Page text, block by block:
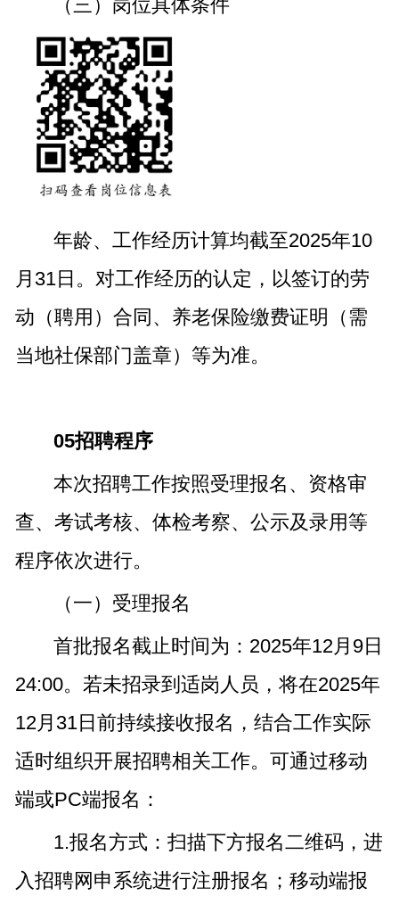
（三）岗位具体条件
年龄、工作经历计算均截至2025年10
月31日。对工作经历的认定，以签订的劳
动（聘用）合同、养老保险缴费证明（需
当地社保部门盖章）等为准。
05招聘程序
本次招聘工作按照受理报名、资格审
查、考试考核、体检考察、公示及录用等
程序依次进行。
（一）受理报名
首批报名截止时间为：2025年12月9日
24:00。若未招录到适岗人员，将在2025年
12月31日前持续接收报名，结合工作实际
适时组织开展招聘相关工作。可通过移动
端或PC端报名：
1.报名方式：扫描下方报名二维码，进
入招聘网申系统进行注册报名；移动端报